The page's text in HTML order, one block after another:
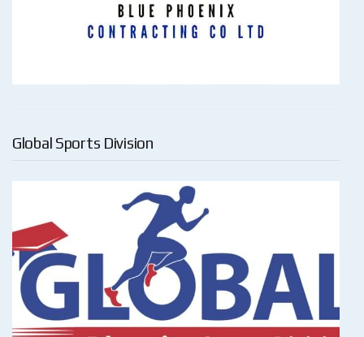
Global Sports Division